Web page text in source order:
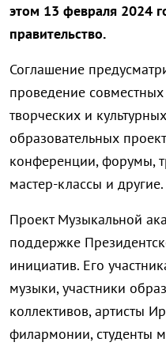
этом 13 февраля 2024
правительство.
Соглашение
проведение
творческих и
образовательных
конференции, форумы,
мастер-классы и другие.
Проект Музыкальной
поддержке
инициатив. Его
музыки, участники
коллективов, артисты
филармонии, студенты